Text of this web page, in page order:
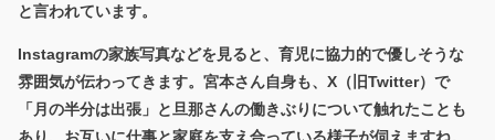
と言われています。
Instagramの家族写真などを見ると、育児に協力的で優しそうな
雰囲気が伝わってきます。宮本さん自身も、X（旧Twitter）で
「月の半分は出張」と旦那さんの働きぶりについて触れたことも
あり、お互いに仕事と家庭を支え合っている様子が伺えますね。